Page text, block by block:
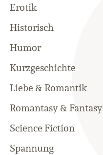
Erotik
Historisch
Humor
Kurzgeschichte
Liebe & Romantik
Romantasy & Fantasy
Science Fiction
Spannung